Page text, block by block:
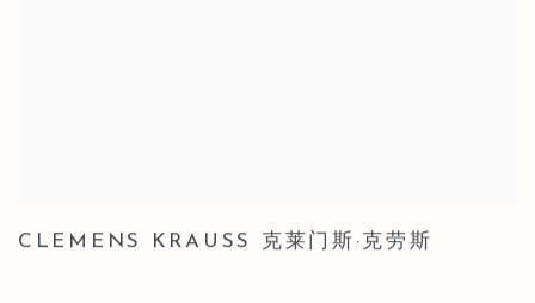
CLEMENS KRAUSS 克莱门斯·克劳斯